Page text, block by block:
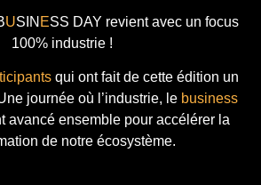
USIN ESS DAY revient avec un focus
100% industrie !
qui ont fait de cette édition un
journée où l’industrie, le business
avancé ensemble pour accélérer la
de notre écosystème.